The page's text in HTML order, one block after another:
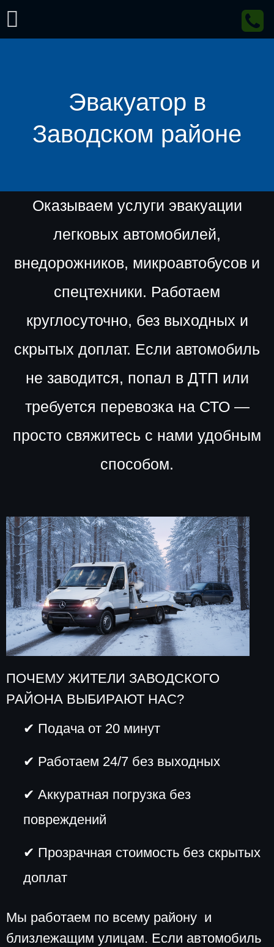
content
Эвакуатор в
Заводском районе
Оказываем услуги эвакуации
легковых автомобилей,
внедорожников, микроавтобусов и
спецтехники. Работаем
круглосуточно, без выходных и
скрытых доплат. Если автомобиль
не заводится, попал в ДТП или
требуется перевозка на СТО —
просто свяжитесь с нами удобным
способом.
ПОЧЕМУ ЖИТЕЛИ ЗАВОДСКОГО
РАЙОНА ВЫБИРАЮТ НАС?
✔ Подача от 20 минут
✔ Работаем 24/7 без выходных
✔ Аккуратная погрузка без
повреждений
✔ Прозрачная стоимость без скрытых
доплат
Мы работаем по всему району и
близлежащим улицам. Если автомобиль